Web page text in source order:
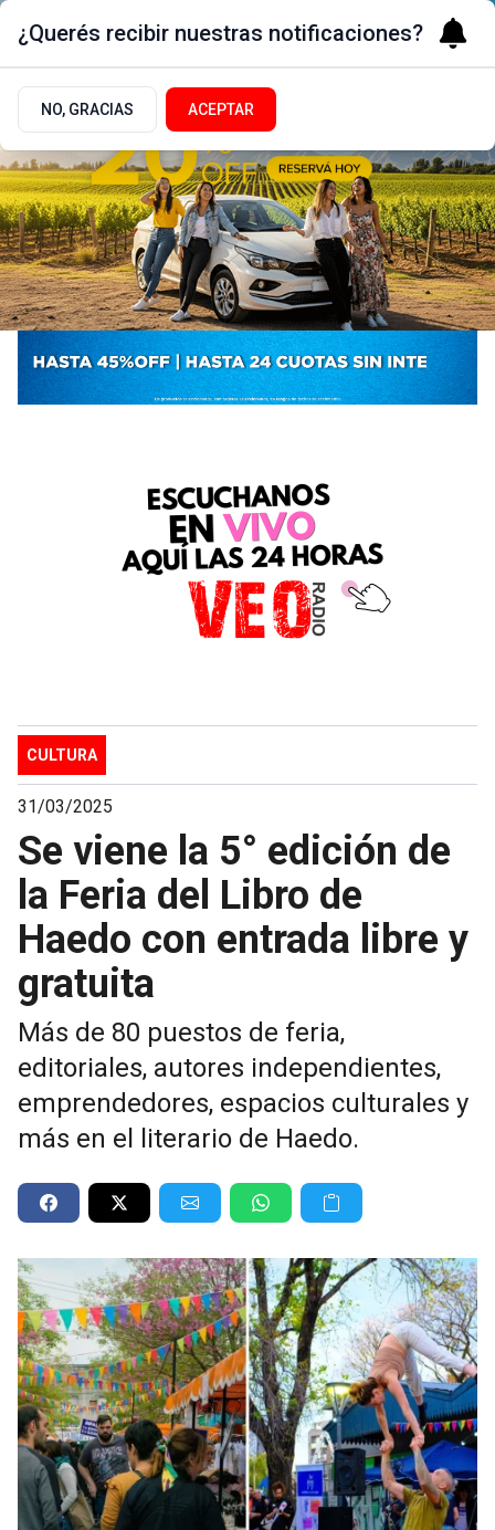
CULTURA
31/03/2025
Se viene la 5° edición de
la Feria del Libro de
Haedo con entrada libre y
gratuita
Más de 80 puestos de feria,
editoriales, autores independientes,
emprendedores, espacios culturales y
más en el literario de Haedo.
¿Querés recibir nuestras notificaciones?
NO, GRACIAS ACEPTAR